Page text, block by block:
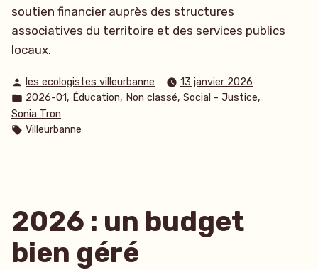
soutien financier auprès des structures
associatives du territoire et des services publics
locaux.
Publié
par
les ecologistes villeurbanne
13 janvier 2026
Publié
dans
2026-01, Éducation, Non classé, Social - Justice,
Sonia Tron
Étiquettes :
Villeurbanne
2026 : un budget
bien géré